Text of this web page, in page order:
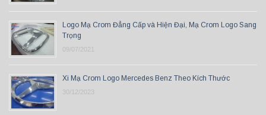
Logo Mạ Crom Đẳng Cấp và Hiện Đại, Mạ Crom Logo Sang
Trọng
09/07/2021
Xi Mạ Crom Logo Mercedes Benz Theo Kích Thước
30/12/2023